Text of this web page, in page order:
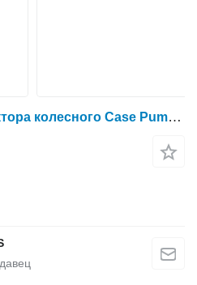
Гидроцилиндр для трактора колесного Case Puma 185